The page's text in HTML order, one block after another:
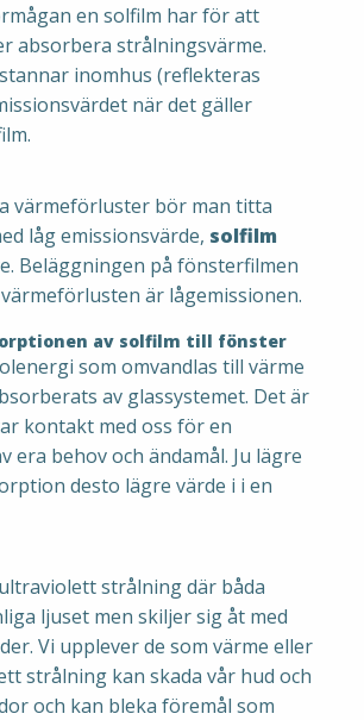
en solfilm har för att
absorbera strålningsvärme.
inomhus (reflekteras
när det gäller
värmeförluster bör man titta
låg emissionsvärde, solfilm
Beläggningen på fönsterfilmen
är lågemissionen.
av solfilm till fönster
som omvandlas till värme
av glassystemet. Det är
kontakt med oss för en
era behov och ändamål. Ju lägre
desto lägre värde i i en
strålning där båda
ljuset men skiljer sig åt med
Vi upplever de som värme eller
strålning kan skada vår hud och
och kan bleka föremål som